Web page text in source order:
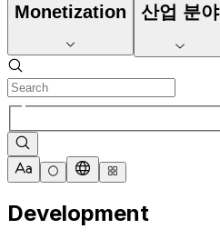
Monetization 산업 분야
Development